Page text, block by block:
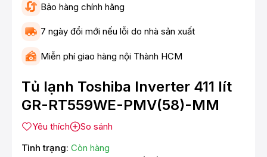
Bảo hàng chính hãng
7 ngày đổi mới nếu lỗi do nhà sản xuất
Miễn phí giao hàng nội Thành HCM
Tủ lạnh Toshiba Inverter 411 lít
GR-RT559WE-PMV(58)-MM
Yêu thích
So sánh
Tình trạng: Còn hàng